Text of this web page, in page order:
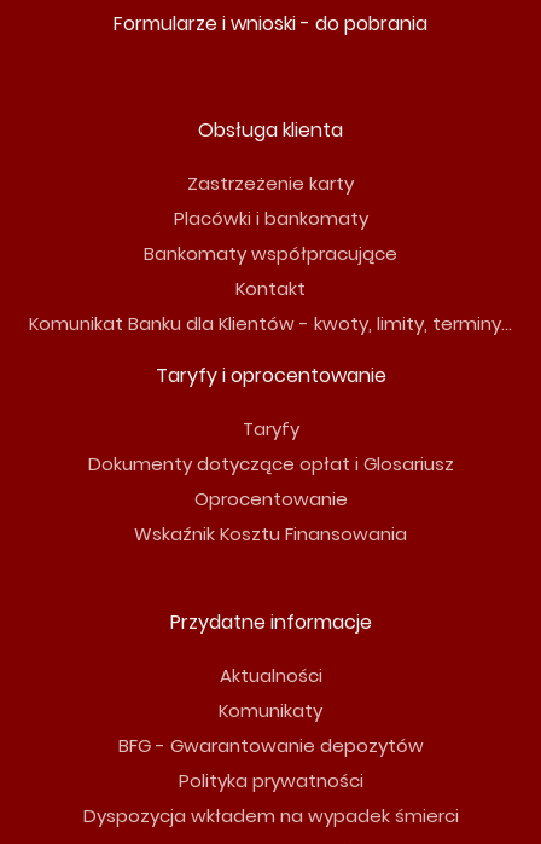
Formularze i wnioski - do pobrania
Obsługa klienta
Zastrzeżenie karty
Placówki i bankomaty
Bankomaty współpracujące
Kontakt
Komunikat Banku dla Klientów - kwoty, limity, terminy...
Taryfy i oprocentowanie
Taryfy
Dokumenty dotyczące opłat i Glosariusz
Oprocentowanie
Wskaźnik Kosztu Finansowania
Przydatne informacje
Aktualności
Komunikaty
BFG - Gwarantowanie depozytów
Polityka prywatności
Dyspozycja wkładem na wypadek śmierci